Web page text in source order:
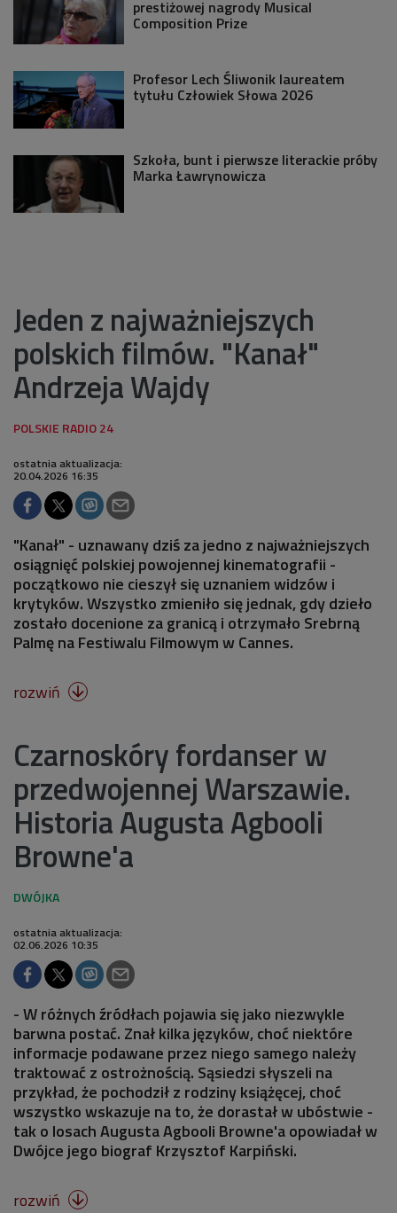
prestiżowej nagrody Musical
Composition Prize
Profesor Lech Śliwonik laureatem
tytułu Człowiek Słowa 2026
Szkoła, bunt i pierwsze literackie próby
Marka Ławrynowicza
Jeden z najważniejszych
polskich filmów. "Kanał"
Andrzeja Wajdy
ostatnia aktualizacja:
20.04.2026 16:35
"Kanał" - uznawany dziś za jedno z najważniejszych
osiągnięć polskiej powojennej kinematografii -
początkowo nie cieszył się uznaniem widzów i
krytyków. Wszystko zmieniło się jednak, gdy dzieło
zostało docenione za granicą i otrzymało Srebrną
Palmę na Festiwalu Filmowym w Cannes.
rozwiń 
Czarnoskóry fordanser w
przedwojennej Warszawie.
Historia Augusta Agbooli
Browne'a
ostatnia aktualizacja:
02.06.2026 10:35
- W różnych źródłach pojawia się jako niezwykle
barwna postać. Znał kilka języków, choć niektóre
informacje podawane przez niego samego należy
traktować z ostrożnością. Sąsiedzi słyszeli na
przykład, że pochodził z rodziny książęcej, choć
wszystko wskazuje na to, że dorastał w ubóstwie -
tak o losach Augusta Agbooli Browne'a opowiadał w
Dwójce jego biograf Krzysztof Karpiński.
rozwiń 